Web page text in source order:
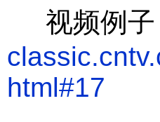
视频例子
html#17